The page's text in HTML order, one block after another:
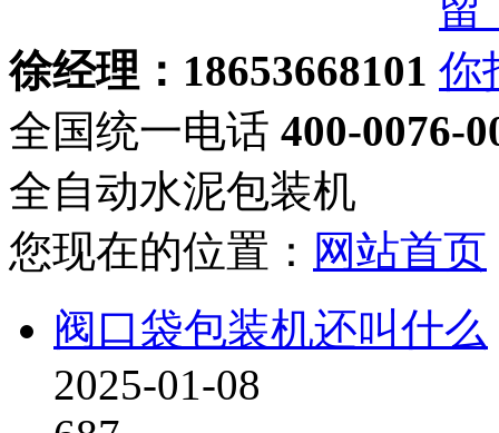
徐经理：18653668101
全国统一电话 400-0076-
全自动水泥包装机
您现在的位置： 网站首页
阀口袋包装机还叫什么
2025-01-08